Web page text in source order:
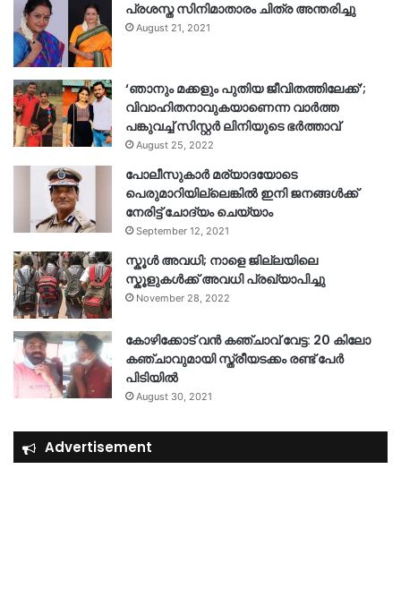
പ്രശസ്ത സിനിമാതാരം ചിത്ര അന്തരിച്ചു
August 21, 2021
‘ഞാനും മക്കളും പുതിയ ജീവിതത്തിലേക്ക്’;
വിവാഹിതനാവുകയാണെന്ന വാർത്ത
പങ്കുവച്ച് സിസ്റ്റർ ലിനിയുടെ ഭർത്താവ്
August 25, 2022
പോലീസുകാര്‍ മര്യാദയോടെ
പെരുമാറിയില്ലെങ്കില്‍ ഇനി ജനങ്ങള്‍ക്ക്
നേരിട്ട് ചോദ്യം ചെയ്യാം
September 12, 2021
സ്കൂൾ അവധി; നാളെ ജില്ലയിലെ
സ്കൂളുകൾക്ക് അവധി പ്രഖ്യാപിച്ചു
November 28, 2022
കോഴിക്കോട് വൻ കഞ്ചാവ് വേട്ട: 20 കിലോ
കഞ്ചാവുമായി സ്ത്രീയടക്കം രണ്ട് പേർ
പിടിയിൽ
August 30, 2021
Advertisement